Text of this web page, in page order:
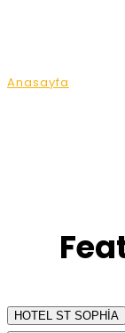
Anasayfa
HOTEL ST SOPHİA